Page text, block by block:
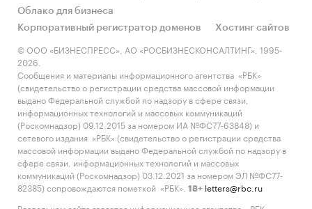
Облако для бизнеса
Корпоративный регистратор доменов
Хостинг сайтов
© ООО «БИЗНЕСПРЕСС», АО «РОСБИЗНЕСКОНСАЛТИНГ», 1995-
2026.
Сообщения и материалы информационного агентства «РБК»
(свидетельство о регистрации средства массовой информации
выдано Федеральной службой по надзору в сфере связи,
информационных технологий и массовых коммуникаций
(Роскомнадзор) 09.12.2015 за номером ИА №ФС77-63848) и
сетевого издания «РБК» (свидетельство о регистрации средства
массовой информации выдано Федеральной службой по надзору в
сфере связи, информационных технологий и массовых
коммуникаций (Роскомнадзор) 03.12.2021 за номером ЭЛ №ФС77-
82385) сопровождаются пометкой «РБК».
18+ letters@rbc.ru